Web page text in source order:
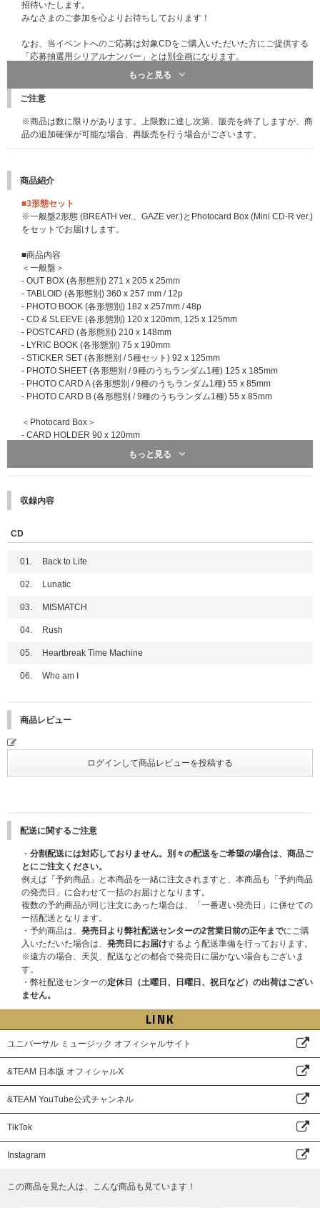
先着特典：応募抽選用シリアルナンバー
入につき「応募抽選用シリアルナンバー」を1つ差し上げます。
※3形態セット購入の場合は「応募抽選用シリアルナンバー」を3点、9形態
(商品)本体には封入されておりませんのでご注意ください｡
※「応募抽選用シリアルナンバー」は先着です。無くなり次第予告なく配布
終了になります。
【&TEAM KR 1st Mini Album 'Back to Life'シリアルナンバー特典 概要】
■応募期間
2025年10月28日(火)11:00～2026年1月13日(火)10:59まで(全4回)
※イベントによって応募期間が異なります。参加を希望するイベントの応募
対象期間内にご応募ください｡
■応募スケジュール (※2025/10/29更新：応募スケジュールに一部変更がご
ざいました。)
【1回目】2025年10月28日(火)11:00～11月3日(月)10:59 当落発表：11月6
日(木)18:00頃
【2回目】2025年11月3日(月)11:00～11月11日(火)10:59 当落発表：11月1
4日(金)18:00頃
※オフラインイベント愛知会場は2回目で最終応募になります。
28日(金)18:00頃
※オフラインイベント京都会場、オンラインイベント、サイン入り告知ポス
【4回目】2025年11月25日(火)11:00～2026年1月13日(火)10:59 当落発
表：2026年1月16日(金)18:00頃
■メンバーオフラインイベント(各会場でメンバーに直接会えるイベントにご
参加いただけます)
①ミニトークステージ + メンバー個別トーク & ハイタッチ会
用)
④ミニトークステージ + メンバー全員お渡し会
※全会場で、特典会の内容は同じとなります。
●開催日程
【京都】2025年12月7日(日)
す。
詳細はこちら：
■メンバーオンラインイベント(オンライン上でサイン会やトーク会にご参加
いただけます)
ただきます。
1日(日)＞の日程が＜2026年3月21日(土)＞に変更となりました。
詳細はこちら：
https://www.andteam-official.jp/posts/news/tzfvdw
※2025年12月13日(土)はK、JO以外のその他7名での実施となります。
●開催日程
2025年12月13日(土)
●特典会内容
①メンバー個別オンラインサイン会
②メンバー個別オンライントーク
③メンバー全員リレー式オンライントーク (K、JO以外のメンバー7名での
実施となります)
※全てK、JOは不参加となり、その他7名での実施となります。
※①、②はメンバー選択可能です。
●開催日程
2026年3月1日(日)→2026年3月21日(土)
※2025/11/27更新：開催日程が変更となりました。
※各部の受付時間、開始時間、エントリー期間も変更となっております。各
賞品の詳細該当メンバーオンラインイベント(抽選)ページより必ずご確認く
ださい。
①メンバー個別オンラインサイン会
※①、②はメンバー選択可能です。
招待いたします。
みなさまのご参加を心よりお待ちしております！
なお、当イベントへのご応募は対象CDをご購入いただいた方にご提供する
「応募抽選用シリアルナンバー」とは別企画になります。
必ず詳細をご確認の上、ご応募いただけますようお願いいたします。
&TEAM Weverse ShopとUNIVERSAL MUSIC STOREでご応募いただける
ます。ご自身の注文希望商品とご注文内容を必ずご確認のうえ、お手続きく
ださい。ご注文完了後のキャンセル・変更は承っておりません。
時間の変更はございません。
■開催時間：12:05
■会場：神奈川県某所(当選者の方のみにご案内いたします)
■内容：ユニットトーク&フォトカードお渡し会
各会場、メンバーたちとのトークをお楽しみいただきながら、参加メンバー
(K・JO)のユニットフォトカードをメンバーから1枚お渡しいたします。
■参加メンバー：K、JO
※参加メンバーは変更になる場合がございます。
※集合時間および整理番号は、ご当選者の方のみにイベント前日19:00頃目
安のご案内を予定しております。
■イベント応募対象商品
&TEAM KR 1st Mini Album 'Back to Life'
Back to Life【3形態セット】【ユニットトーク&フォトカードお渡し会
応募商品】【K、JO対象】
Back to Life【単品ランダム】【ユニットトーク&フォトカードお渡し会
応募商品】【K、JO対象】
Back to Life (ROAR ver.)【9形態セット】【ユニットトーク&フォトカ
ードお渡し会応募商品】【K、JO対象】
Back to Life (ROAR ver.)【単品ランダム】【ユニットトーク&フォトカ
ードお渡し会応募商品】【K、JO対象】
Back to Life Photocard Box (Mini CD-R ver.)【ユニットトーク&フォト
カードお渡し会応募商品】【K、JO対象】
※必ず「ユニットトーク&フォトカードお渡し会応募商品」を選択してご購
入ください。通常商品をご購入いただいた場合、抽選対象外になりますので
りません。
■応募期間(全１回)
00頃
※対象応募期間内に応募対象商品をご予約、ご購入ください｡
かじめご了承ください。
※締切間近などの時間帯によっては､ご購入応募画面に繋がりにくい場合が
トリーになります。お客様からの応募作業は必要ございません。
ず｢ユニットトーク&フォトカードお渡し会応募商品」を選択してご購入く
セット購入で３口、ソロ盤9形態セットで9口)
募抽選用シリアルナンバーの対象になります。特典は先着のため、無くなり
次第配布は終了になります。
■イベント来場特典(応募特典ではございません)
「ユニットトーク&フォトカードお渡し会」限定ユニットフォトカード
（K・JO）
※絵柄の事前公開はございません。
※特典はメンバーのうち1名からお渡しいたします（メンバーの指定はでき
ません）
■注意事項/本人確認について
イベント当日は、当選者受付にてご本人確認を行います。
必ず公的機関が発行した『顔写真付きの指定身分証明書』をご用意くださ
https://www.universal-music.co.jp/andteam/honnin-kakunin/
※ご注文・ご登録の際に入力するお名前は＜必ず日本語(漢字・ひらがな・
カタカナ)＞にてご入力ください。
ただし、お名前が、英ローマ字の場合は、英ローマ字にてご入力ください。
それ以外の言語でのご入力はイベント応募対象外になります。ご注意くださ
い。
また、お名前が日本語(漢字・ひらがな・カタカナ)にも関わらず、英ローマ
報とお届け先情報の両方を使用する場合がございますので、必ずどちらも応
もっと見る
ご注意
※商品は数に限りがあります。上限数に達し次第、販売を終了しますが、商
品の追加確保が可能な場合、再販売を行う場合がございます。
商品紹介
■3形態セット
※一般盤2形態 (BREATH ver.、GAZE ver.)とPhotocard Box (Mini CD-R ver.)
をセットでお届けします。
■商品内容
＜一般盤＞
- OUT BOX (各形態別) 271 x 205 x 25mm
- TABLOID (各形態別) 360 x 257 mm / 12p
- PHOTO BOOK (各形態別) 182 x 257mm / 48p
- CD & SLEEVE (各形態別) 120 x 120mm, 125 x 125mm
- POSTCARD (各形態別) 210 x 148mm
- LYRIC BOOK (各形態別) 75 x 190mm
- STICKER SET (各形態別 / 5種セット) 92 x 125mm
- PHOTO SHEET (各形態別 / 9種のうちランダム1種) 125 x 185mm
- PHOTO CARD A (各形態別 / 9種のうちランダム1種) 55 x 85mm
- PHOTO CARD B (各形態別 / 9種のうちランダム1種) 55 x 85mm
＜Photocard Box＞
- CARD HOLDER 90 x 120mm
- PHOTO CARD (9種のうちランダム1種) 55 x 85mm
※サイズや構成内容は制作元の事情により事前告知無しに変更になる場合が
もっと見る
収録内容
CD
01. Back to Life
02. Lunatic
03. MISMATCH
04. Rush
05. Heartbreak Time Machine
06. Who am I
商品レビュー
配送に関するご注意
・ 分割配送には対応しておりません。別々の配送をご希望の場合は、商品ご
とにご注文ください。
例えば「予約商品」と本商品を一緒に注文されますと、本商品も「予約商品
の発売日」に合わせて一括のお届けとなります。
複数の予約商品が同じ注文にあった場合は、「一番遅い発売日」に併せての
一括配送となります。
・予約商品は、 発売日より弊社配送センターの2営業日前の正午までにご購
入いただいた場合は、 発売日にお届けするよう配送準備を行っております。
※遠方の場合、天災、配送などの都合で発売日に届かない場合もございま
す。
・弊社配送センターの定休日（土曜日、日曜日、祝日など）の出荷はござい
ません。
LINK
ユニバーサル ミュージック オフィシャルサイト
&TEAM 日本版 オフィシャルX
&TEAM YouTube公式チャンネル
TikTok
Instagram
この商品を見た人は、こんな商品も見ています！